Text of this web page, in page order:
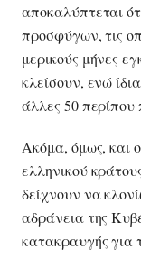
αποκαλύπτεται
προσφύγων, τις
μερικούς μήνες
κλείσουν, ενώ
άλλες 50 περίπου
Ακόμα, όμως, και
ελληνικού
δείχνουν να
αδράνεια της
κατακραυγής για